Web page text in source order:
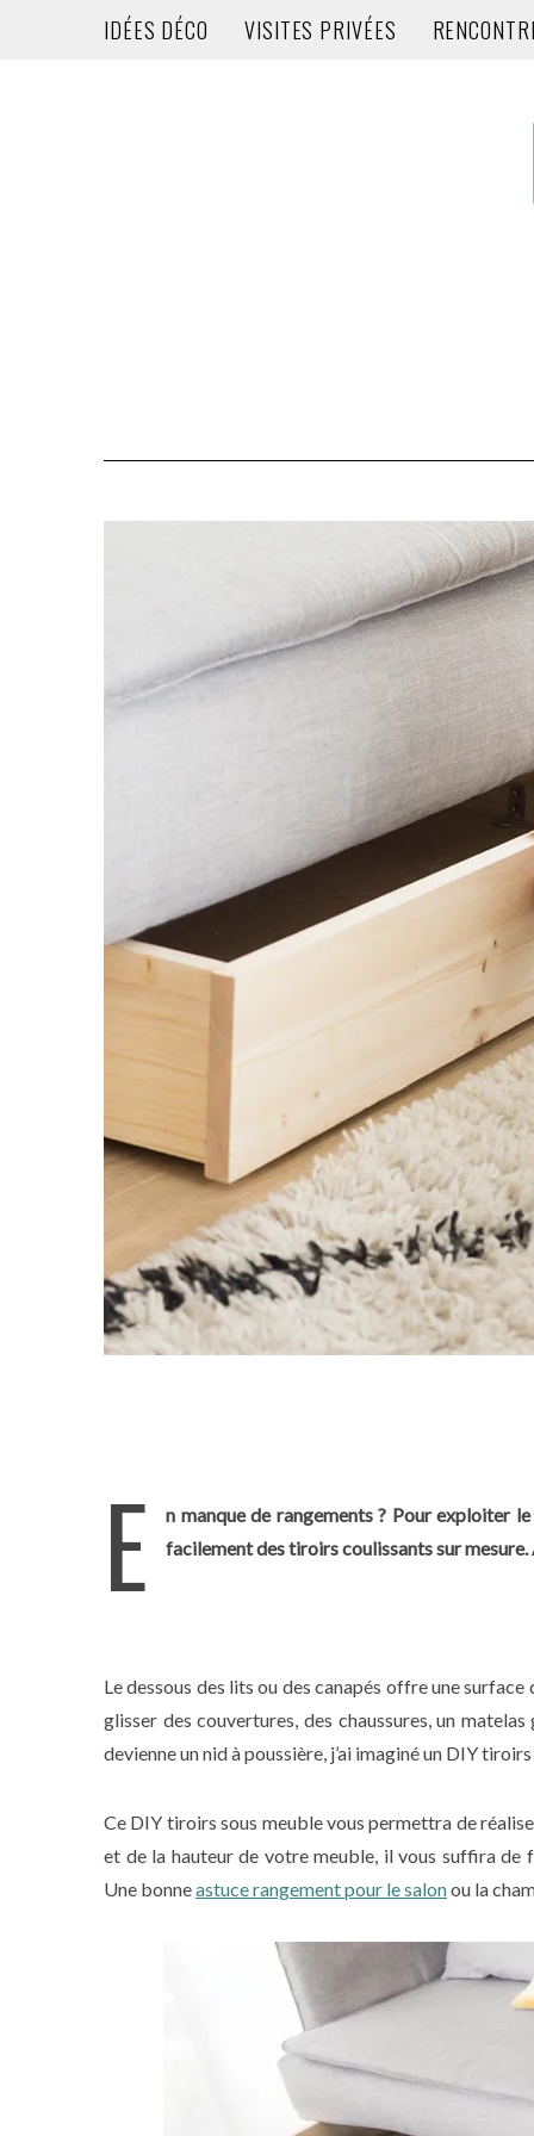
IDÉES DÉCO VISITES PRIVÉES
E
n manque de rangements ? Pour exploiter
facilement des tiroirs coulissants sur mesure.
Le dessous des lits ou des canapés offre une
glisser des couvertures, des chaussures, un
devienne un nid à poussière, j’ai imaginé un DIY
Ce DIY tiroirs sous meuble vous permettra de
et de la hauteur de votre meuble, il vous suffira de
Une bonneastuce rangement pour le salonou la